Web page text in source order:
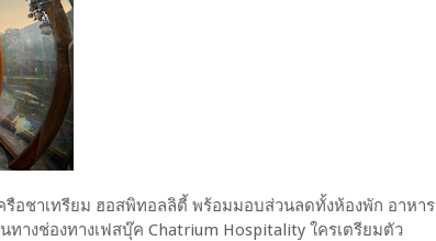
รือชาเทรียม ฮอสพิทอลลิตี้ พร้อมมอบส่วนลดทั้งห้องพัก อาหาร
างช่องทางเฟสบุ๊ค Chatrium Hospitality ใครเตรียมตัว